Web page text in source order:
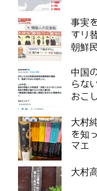
事実
すり
朝鮮
中国
らな
おこ
大村
を知
マエ
大村